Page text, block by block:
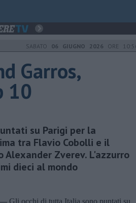
SABATO 06 GIUGNO 2026 ORE
Garros,
10
su Parigi per la
tra Flavio Cobolli e il
Alexander Zverev. L'azzurro
dieci al mondo
— Gli occhi di tutta Italia sono puntati su